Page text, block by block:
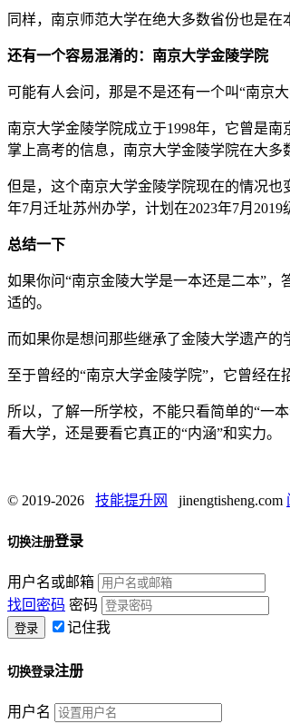
同样，南京师范大学在绝大多数省份也是在
还有一个容易混淆的：南京大学金陵学院
可能有人会问，那是不是还有一个叫“南京
南京大学金陵学院成立于1998年，它曾是
掌上高考的信息，南京大学金陵学院在大多
但是，这个南京大学金陵学院现在的情况也
年7月迁址苏州办学，计划在2023年7月
总结一下
如果你问“南京金陵大学是一本还是二本”
适的。
而如果你是想问那些继承了金陵大学遗产的
至于曾经的“南京大学金陵学院”，它曾经在
所以，了解一所学校，不能只看简单的“一
看大学，还是要看它真正的“内涵”和实力。
© 2019-2026 技能提升网 jinengtisheng.com
切换注册登录
用户名或邮箱
找回密码 密码
记住我
切换登录注册
用户名